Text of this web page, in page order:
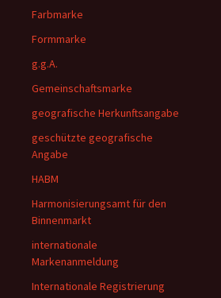
Farbmarke
Formmarke
g.g.A.
Gemeinschaftsmarke
geografische Herkunftsangabe
geschützte geografische
Angabe
HABM
Harmonisierungsamt für den
Binnenmarkt
internationale
Markenanmeldung
Internationale Registrierung